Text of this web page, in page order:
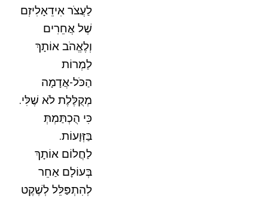
לַעֲצֹר אִידֵאָלִיזְם
שֶׁל אֲחֵרִים
וְלֶאֱהֹב אוֹתָךְ
לַמְרוֹת
הַכֹּל-אֲדָמָה
מְקֻלֶּלֶת לֹא שֶׁלִּי.
כִּי הֻכְתַּמְתְּ
בַּזְּוָעוֹת.
לַחֲלוֹם אוֹתָךְ
בְּעוֹלָם אַחֵר
לְהִתְפַּלֵּל לְשֶׁקֶט